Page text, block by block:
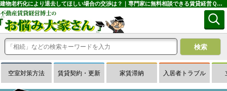
建物老朽化により退去してほしい場合の交渉は？｜専門家に無料相談できる賃貸経営Ｑ＆Ａサイトはお悩み大家さん
空室対策方法 賃貸契約・更新 家賃滞納 入居者トラブル